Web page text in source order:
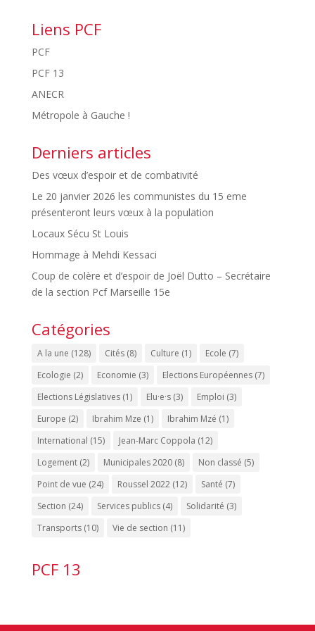
Liens PCF
PCF
PCF 13
ANECR
Métropole à Gauche !
Derniers articles
Des vœux d’espoir et de combativité
Le 20 janvier 2026 les communistes du 15 eme
présenteront leurs vœux à la population
Locaux Sécu St Louis
Hommage à Mehdi Kessaci
Coup de colère et d’espoir de Joël Dutto – Secrétaire
de la section Pcf Marseille 15e
Catégories
A la une (128) Cités(8) Culture (1) Ecole (7)
Ecologie (2) Economie (3) Elections Européennes(7)
Elections Législatives(1) Elu·e·s(3) Emploi (3)
Europe (2) Ibrahim Mze (1) Ibrahim Mzé (1)
International (15) Jean-Marc Coppola (12)
Logement(2) Municipales 2020(8) Non classé (5)
Point de vue (24) Roussel 2022(12) Santé (7)
Section (24) Services publics(4) Solidarité (3)
Transports(10) Vie de section (11)
PCF 13